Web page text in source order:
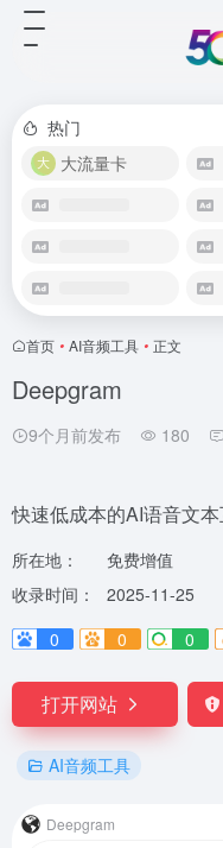
热门
大流量卡
首页 • AI音频工具 • 正文
Deepgram
9个月前发布 180
快速低成本的AI语音文
所在地：
免费增值
收录时间：
2025-11-25
0
0 0
打开网站
AI音频工具
Deepgram